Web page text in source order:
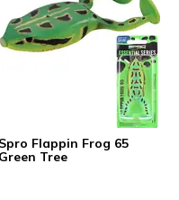
Spro Flappin Frog 65
Green Tree